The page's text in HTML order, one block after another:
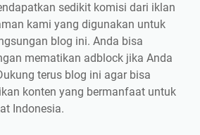
sedikit komisi dari iklan
kami yang digunakan untuk
blog ini. Anda bisa
mematikan adblock jika Anda
terus blog ini agar bisa
konten yang bermanfaat untuk
Indonesia.